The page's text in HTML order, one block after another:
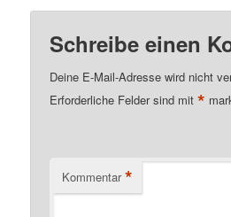
Schreibe einen
Deine E-Mail-Adresse wird nicht
Erforderliche Felder sind mit*
Kommentar *